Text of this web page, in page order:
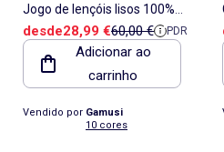
Jogo de lençóis lisos 100%
algodão - Gamusi.
desdePreço de venda
28,99 €Preço de
60,00 € PDR
Adicionar ao
carrinho
Vendido por Gamusi
10 cores